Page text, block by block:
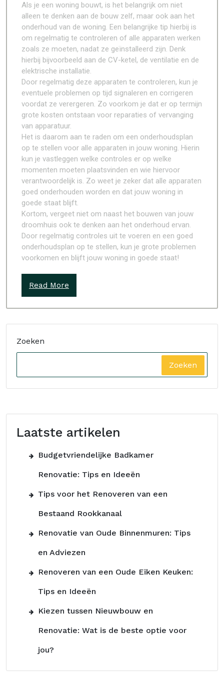
Als je een woning bouwt, is het belangrijk om niet
alleen te denken aan de bouw zelf, maar ook aan het
onderhoud van de woning. Een belangrijke tip hierbij is
om regelmatig te controleren of alle apparaten werken
zoals ze moeten, nadat ze geïnstalleerd zijn. Denk
hierbij bijvoorbeeld aan de CV-ketel, de ventilatie en de
elektrische installatie.
Door regelmatig deze apparaten te controleren, kun je
eventuele problemen op tijd signaleren en corrigeren
voordat ze verergeren. Zo voorkom je dat er op termijn
grote kosten ontstaan voor reparaties of vervanging
van apparatuur.
Het is daarom aan te raden om een onderhoudsplan
op te stellen voor alle apparaten in jouw woning. Hierin
kun je vastleggen welke controles er op welke
momenten moeten plaatsvinden en wie hiervoor
verantwoordelijk is. Zo weet je zeker dat alle apparaten
goed onderhouden worden en dat jouw woning in
goede staat blijft.
Kortom, vergeet niet om naast het bouwen van jouw
droomhuis ook te denken aan het onderhoud ervan.
Door regelmatig controles uit te voeren en een goed
onderhoudsplan op te stellen, kun je grote problemen
voorkomen en blijft jouw woning in goede staat!
Read More
Zoeken
Zoeken
Laatste artikelen
Budgetvriendelijke Badkamer
Renovatie: Tips en Ideeën
Tips voor het Renoveren van een
Bestaand Rookkanaal
Renovatie van Oude Binnenmuren: Tips
en Adviezen
Renoveren van een Oude Eiken Keuken:
Tips en Ideeën
Kiezen tussen Nieuwbouw en
Renovatie: Wat is de beste optie voor
jou?